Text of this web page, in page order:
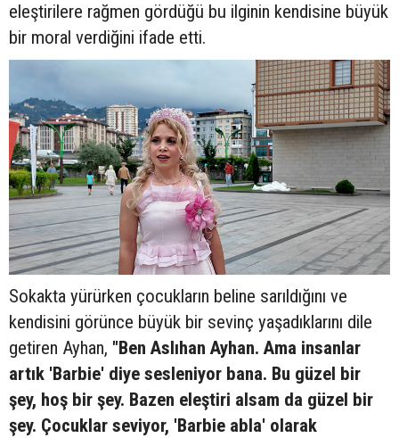
eleştirilere rağmen gördüğü bu ilginin kendisine büyük
bir moral verdiğini ifade etti.
Sokakta yürürken çocukların beline sarıldığını ve
kendisini görünce büyük bir sevinç yaşadıklarını dile
getiren Ayhan, "Ben Aslıhan Ayhan. Ama insanlar
artık 'Barbie' diye sesleniyor bana. Bu güzel bir
şey, hoş bir şey. Bazen eleştiri alsam da güzel bir
şey. Çocuklar seviyor, 'Barbie abla' olarak